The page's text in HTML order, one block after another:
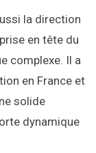
la direction
en tête du
complexe. Il a
en France et
solide
dynamique